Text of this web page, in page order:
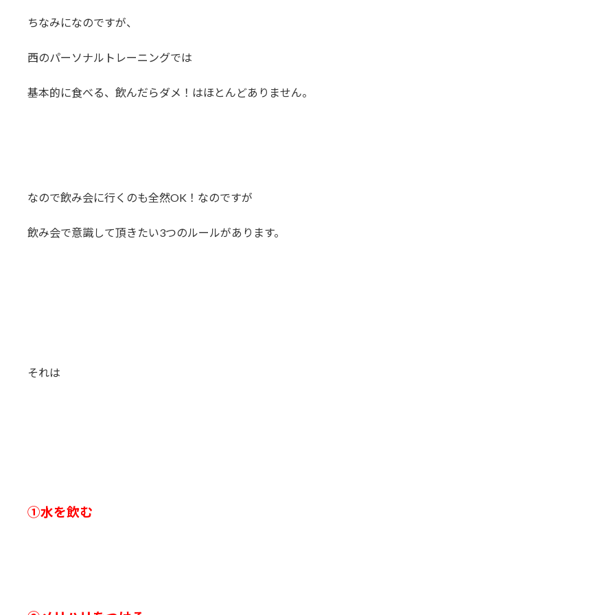
ちなみになのですが、
西のパーソナルトレーニングでは
基本的に食べる、飲んだらダメ！はほとんどありません。
なので飲み会に行くのも全然OK！なのですが
飲み会で意識して頂きたい3つのルールがあります。
それは
①水を飲む